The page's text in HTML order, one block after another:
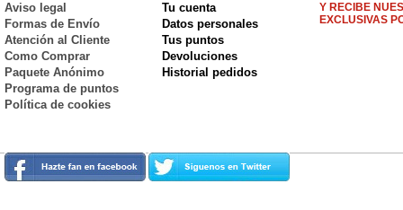
Aviso legal
Formas de Envío
Atención al Cliente
Como Comprar
Paquete Anónimo
Programa de puntos
Política de cookies
Tu cuenta
Datos personales
Tus puntos
Devoluciones
Historial pedidos
Y RECIBE
EXCLUSIVAS